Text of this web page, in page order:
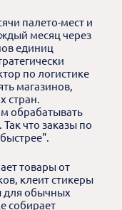
палето-мест и
месяц через
единиц
по логистике
магазинов,
стран.
обрабатывать
что заказы по
товары от
клеит стикеры
для обычных
собирает